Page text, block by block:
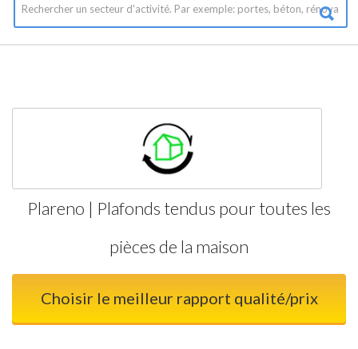
Plareno | Plafonds tendus pour toutes les
pièces de la maison
Choisir le meilleur rapport qualité/prix